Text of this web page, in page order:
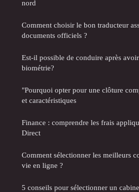
nord
Comment choisir le bon traducteur
documents officiels ?
Est-il possible de conduire après
biométrie?
"Pourquoi opter pour une clôture
et caractéristiques
Finance : comprendre les frais
Direct
Comment sélectionner les meilleurs
vie en ligne ?
5 conseils pour sélectionner un